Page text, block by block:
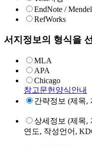
EndNote /
RefWorks
서지정보의 형식을
MLA
APA
Chicago
참고문헌양식안내
간략정보 (제목,
상세정보 (제목,
연도, 작성언어,